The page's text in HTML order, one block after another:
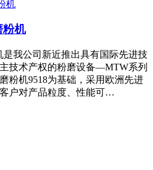
机
我公司新近推出具有国际先进技
技术产权的粉磨设备—MTW系列
粉机9518为基础，采用欧洲先进
户对产品粒度、性能可…